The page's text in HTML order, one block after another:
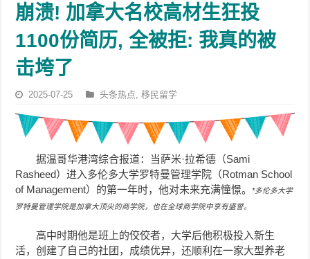
崩溃! 加拿大名校高材生狂投
1100份简历, 全被拒: 我真的被
击垮了
2025-07-25 头条热点,移民留学
据温哥华港湾综合报道：当萨米·拉希德（Sami
Rasheed）进入多伦多大学罗特曼管理学院（Rotman School
of Management）的第一年时，他对未来充满憧憬。*多伦多大学
罗特曼管理学院是加拿大顶尖的商学院，也在全球商学院中享有盛誉。
高中时期他是班上的佼佼者，大学后他积极投入新生
活，创建了自己的社团，成绩优异，还顺利在一家大型养老